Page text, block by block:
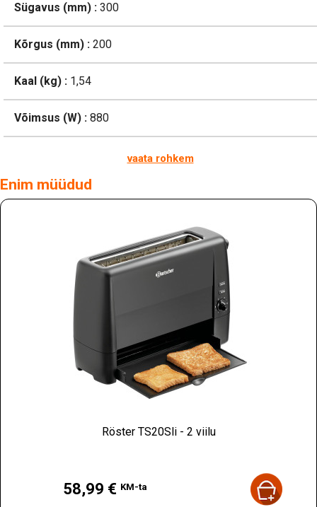
Sügavus (mm) : 300
Kõrgus (mm) : 200
Kaal (kg) : 1,54
Võimsus (W) : 880
vaata rohkem
Enim müüdud
Röster TS20Sli - 2 viilu
58,99 € KM-ta